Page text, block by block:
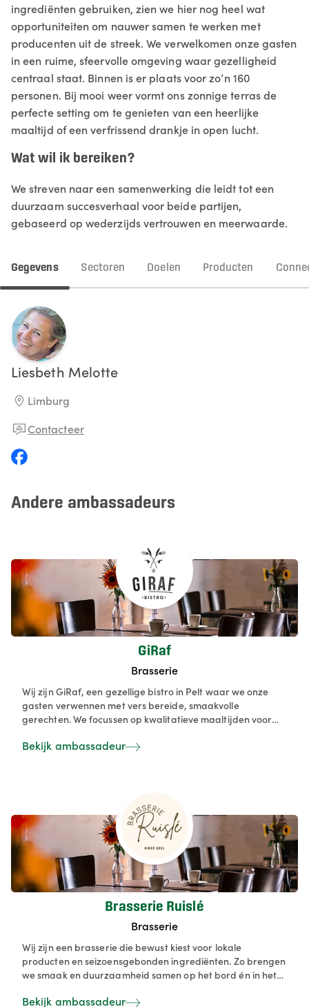
ingrediënten gebruiken, zien we hier nog heel wat
opportuniteiten om nauwer samen te werken met
producenten uit de streek. We verwelkomen onze gasten
in een ruime, sfeervolle omgeving waar gezelligheid
centraal staat. Binnen is er plaats voor zo’n 160
personen. Bij mooi weer vormt ons zonnige terras de
perfecte setting om te genieten van een heerlijke
maaltijd of een verfrissend drankje in open lucht.
Wat wil ik bereiken?
We streven naar een samenwerking die leidt tot een
duurzaam succesverhaal voor beide partijen,
gebaseerd op wederzijds vertrouwen en meerwaarde.
Gegevens Sectoren Doelen Producten
Liesbeth Melotte
Limburg
Contacteer
Andere ambassadeurs
GiRaf
Brasserie
Wij zijn GiRaf, een gezellige bistro in Pelt waar we onze
gasten verwennen met vers bereide, smaakvolle
gerechten. We focussen op kwalitatieve maaltijden voor
donderdag tot en met zondag ontvangen we zowel
Bekijk ambassadeur
Brasserie Ruislé
Brasserie
Wij zijn een brasserie die bewust kiest voor lokale
producten en seizoensgebonden ingrediënten. Zo brengen
we smaak en duurzaamheid samen op het bord én in het
ons kan proeven: Brasrund steak – gekweekt op slechts 2
Bekijk ambassadeur